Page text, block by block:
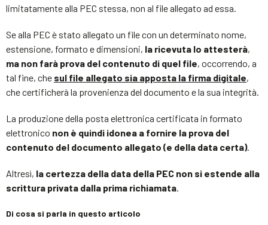
limitatamente alla PEC stessa, non al file allegato ad essa.
Se alla PEC è stato allegato un file con un determinato nome,
estensione, formato e dimensioni, la ricevuta lo attesterà,
ma non farà prova del contenuto di quel file, occorrendo, a
tal fine, che sul file allegato sia apposta la firma digitale,
che certificherà la provenienza del documento e la sua integrità.
La produzione della posta elettronica certificata in formato
elettronico non è quindi idonea a fornire la prova del
contenuto del documento allegato (e della data certa).
Altresì, la certezza della data della PEC non si estende alla
scrittura privata dalla prima richiamata.
Di cosa si parla in questo articolo